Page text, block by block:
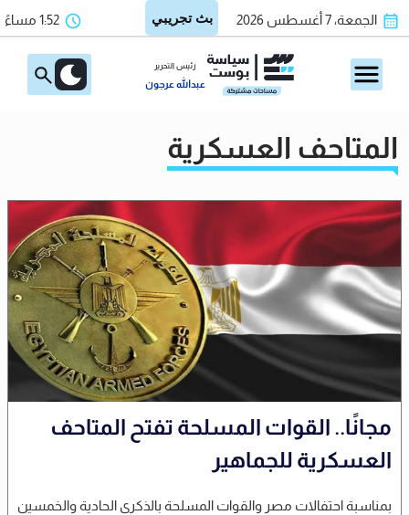
الجمعة، 7 أغسطس 2026 1:52 مساءً
رئيس التحرير
عبدالله عرجون
المتاحف العسكرية
مجانًا.. القوات المسلحة تفتح المتاحف
العسكرية للجماهير
بمناسبة احتفالات مصر والقوات المسلحة بالذكرى الحادية والخمسين